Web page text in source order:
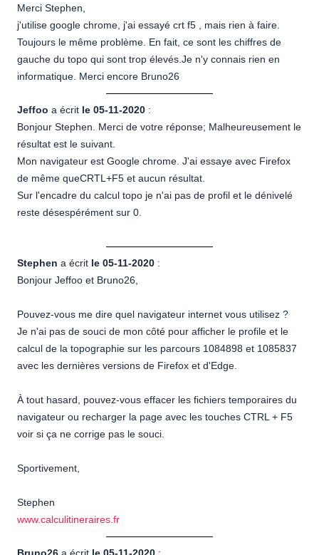
Merci Stephen,
j'utilise google chrome, j'ai essayé crt f5 , mais rien à faire.
Toujours le même problème. En fait, ce sont les chiffres de
gauche du topo qui sont trop élevés.Je n'y connais rien en
informatique. Merci encore Bruno26
Jeffoo a écrit le 05-11-2020 :
Bonjour Stephen. Merci de votre réponse; Malheureusement le
résultat est le suivant.
Mon navigateur est Google chrome. J'ai essaye avec Firefox
de même queCRTL+F5 et aucun résultat.
Sur l'encadre du calcul topo je n'ai pas de profil et le dénivelé
reste désespérément sur 0.
Stephen a écrit le 05-11-2020 :
Bonjour Jeffoo et Bruno26,
Pouvez-vous me dire quel navigateur internet vous utilisez ?
Je n'ai pas de souci de mon côté pour afficher le profile et le
calcul de la topographie sur les parcours 1084898 et 1085837
avec les dernières versions de Firefox et d'Edge.
À tout hasard, pouvez-vous effacer les fichiers temporaires du
navigateur ou recharger la page avec les touches CTRL + F5
voir si ça ne corrige pas le souci.
Sportivement,
Stephen
www.calculitineraires.fr